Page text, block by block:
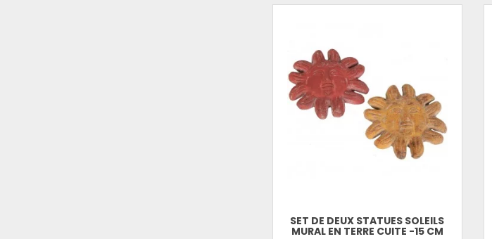
SET DE DEUX STATUES SOLEILS
MURAL EN TERRE CUITE -15 CM